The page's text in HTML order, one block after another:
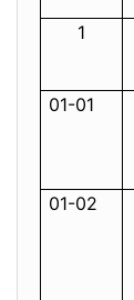
1
01-01
01-02